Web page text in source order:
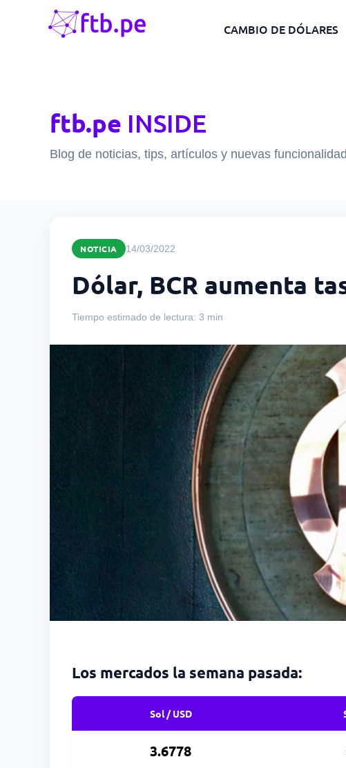
CAMBIO DE DÓLARES
ftb.pe INSIDE
Blog de noticias, tips, artículos y nuevas
NOTICIA 14/03/2022
Dólar, BCR aumenta
Tiempo estimado de lectura: 3 min
Los mercados la semana pasada:
Sol / USD
3.6778